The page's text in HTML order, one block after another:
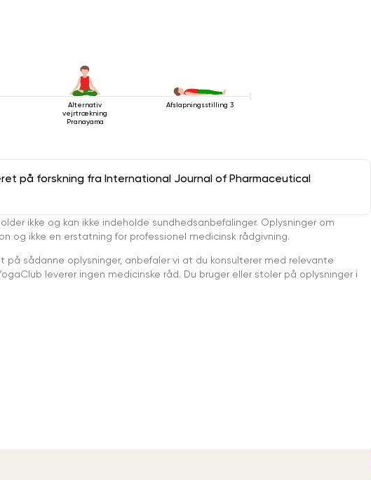
Alternativ
vejrtrækning
Pranayama
Afslapningsstilling 3
på forskning fra International Journal of Pharmaceutical
ikke og kan ikke indeholde sundhedsanbefalinger. Oplysninger om
og ikke en erstatning for professionel medicinsk rådgivning.
på sådanne oplysninger, anbefaler vi at du konsulterer med relevante
leverer ingen medicinske råd. Du bruger eller stoler på oplysninger i